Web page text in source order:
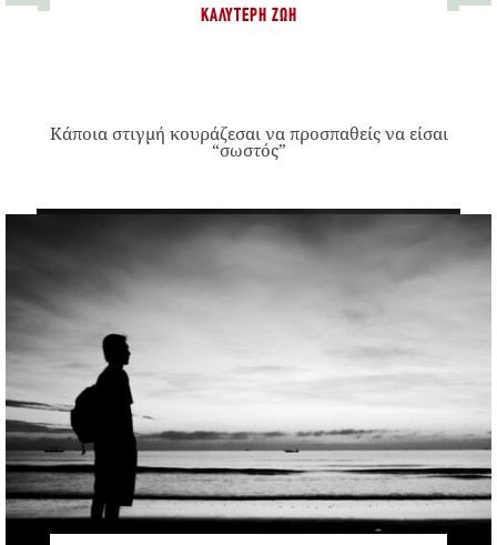
ΚΑΛΎΤΕΡΗ ΖΩΉ
Κάποια στιγμή κουράζεσαι να προσπαθείς να είσαι
“σωστός”